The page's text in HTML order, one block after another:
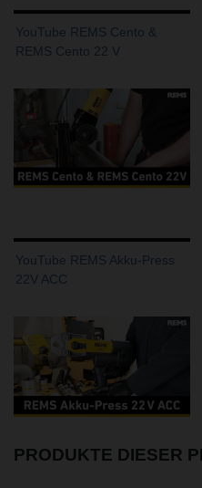
YouTube REMS Cento &
REMS Cento 22 V
YouTube REMS Akku-Press
22V ACC
PRODUKTE DIESER